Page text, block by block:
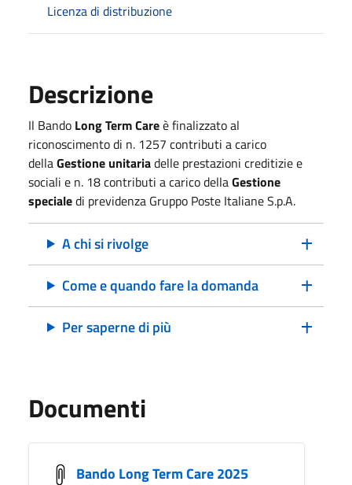
Licenza di distribuzione
Descrizione
Il Bando Long Term Careè finalizzato al
riconoscimento di n. 1257 contributi a carico
dellaGestione unitariadelle prestazioni creditizie e
sociali e n. 18 contributi a carico dellaGestione
specialedi previdenza Gruppo Poste Italiane S.p.A.
A chi si rivolge
Come e quando fare la domanda
Per saperne di più
Documenti
Bando Long Term Care 2025